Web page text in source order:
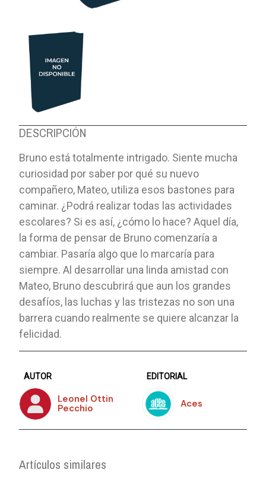
DESCRIPCIÓN
Bruno está totalmente intrigado. Siente mucha
curiosidad por saber por qué su nuevo
compañero, Mateo, utiliza esos bastones para
caminar. ¿Podrá realizar todas las actividades
escolares? Si es así, ¿cómo lo hace? Aquel día,
la forma de pensar de Bruno comenzaría a
cambiar. Pasaría algo que lo marcaría para
siempre. Al desarrollar una linda amistad con
Mateo, Bruno descubrirá que aun los grandes
desafíos, las luchas y las tristezas no son una
barrera cuando realmente se quiere alcanzar la
felicidad.
AUTOR
Leonel Ottin
Pecchio
EDITORIAL
Aces
Artículos similares